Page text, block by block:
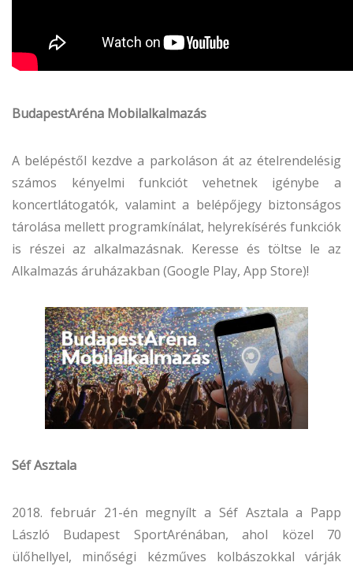
BudapestAréna Mobilalkalmazás
A belépéstől kezdve a parkoláson át az ételrendelésig
számos kényelmi funkciót vehetnek igénybe a
koncertlátogatók, valamint a belépőjegy biztonságos
tárolása mellett programkínálat, helyrekísérés funkciók
is részei az alkalmazásnak. Keresse és töltse le az
Alkalmazás áruházakban (Google Play, App Store)!
Séf Asztala
2018. február 21-én megnyílt a Séf Asztala a Papp
László Budapest SportArénában, ahol közel 70
ülőhellyel, minőségi kézműves kolbászokkal várják